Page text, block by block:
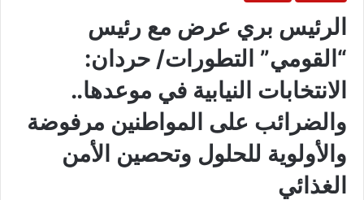
الرئيس بري عرض مع رئيس
“القومي” التطورات/ حردان:
الانتخابات النيابية في موعدها..
والضرائب على المواطنين مرفوضة
والأولوية للحلول وتحصين الأمن
الغذائي